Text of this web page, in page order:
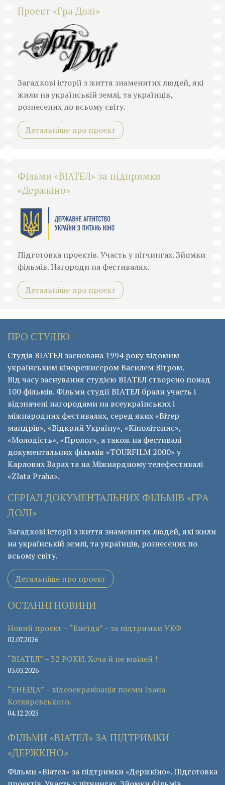
Проект «Гра Долі»
Загадкові історії з життя знаменитих людей, які
жили на українській землі, та українців,
рознесених по всьому світу.
Детальніше про проект
Фільми «ВІАТЕЛ» за підпримки
«Держкіно»
Підготовка проектів. Участь у пітчингах. Зйомки
фільмів. Нагороди на фестивалях.
Детальніше про проект
ПРО СТУДІЮ
Студія ВІАТЕЛ заснована 1994 року відомим
українським кінорежисером Василем Вітром.
Від часу заснування студією ВІАТЕЛ створено понад
100 фільмів. Фільми студії ВІАТЕЛ брали участь і
відзначені нагородами на всеукраїнських і
міжнародних фестивалях, серед яких «Вітер
мандрів», «Відкрий Україну», «Кінолітопис»,
«Молодість», «Пролог», а також на фестивалі
документальних фільмів «ТОURFILM 2000» у
Карлових Варах та на Міжнардному телефестивалі
«Zlata Praha».
СЕРІАЛ ДОКУМЕНТАЛЬНИХ ФІЛЬМІВ «ГРА
ДОЛІ»
Загадкові історії з життя знаменитих людей, які жили
на українській землі, та українців, рознесених по
всьому світу.
Детальніше про проект
ОСТАННІ НОВИНИ
Новий проєкт – “Енеїда” – за підтримки УКФ
02.07.2026
“ВІАТЕЛ” – 32 РОКИ. Хоча й не ювілей !
03.03.2026
“ЕНЕЇДА” – відеоекранізація поеми Івана
Котляревського.
04.12.2025
ФІЛЬМИ «ВІАТЕЛ» ЗА ПІДТРИМКИ
«ДЕРЖКІНО»
Фільми «Віател» за підтримки «Держкіно». Підготовка